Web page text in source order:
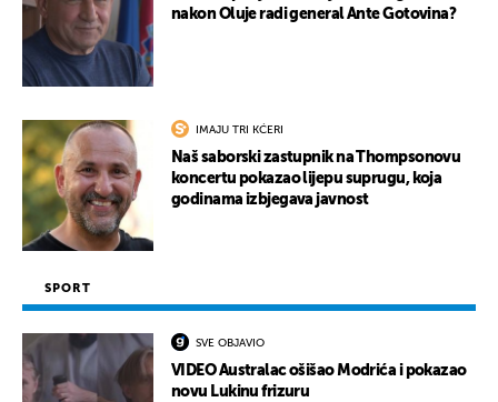
nakon Oluje radi general Ante Gotovina?
IMAJU TRI KĆERI
Naš saborski zastupnik na Thompsonovu
koncertu pokazao lijepu suprugu, koja
godinama izbjegava javnost
SPORT
SVE OBJAVIO
VIDEO Australac ošišao Modrića i pokazao
novu Lukinu frizuru